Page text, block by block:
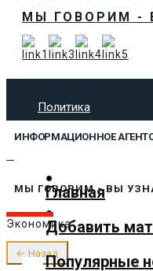
МЫ ГОВОРИМ -
Политика
Технологии
Предложить
О нас
ИНФОРМАЦИОННОЕ
Главная
Добавить
Популярные
МЫ ГОВОРИМ - ВЫ
Экономика
← Назад